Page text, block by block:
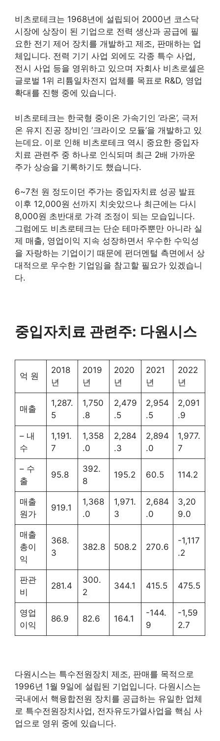
비츠로테크는 1968년에 설립되어 2000년 코스닥
시장에 상장이 된 기업으로 전력 생산과 공급에 필
요한 전기 제어 장치를 개발하고 제조, 판매하는 업
체입니다. 전력 기기 사업 외에도 각종 특수 사업,
전시 사업 등을 영위하고 있으며 자회사 비츠로셀은
글로벌 1위 리튬일차전지 업체를 목표로 R&D, 영업
확대를 진행 중에 있습니다.
비츠로테크는 한국형 중이온 가속기인 ‘라온’, 극저
온 유지 진공 장비인 ‘크라이오 모듈’을 개발하고 있
는데요. 이로 인해 비츠로테크 역시 중요한 중입자
치료 관련주 중 하나로 인식되며 최근 2배 가까운
주가 상승을 기록하기도 했습니다.
6~7천 원 정도이던 주가는 중입자치료 성공 발표
이후 12,000원 선까지 치솟았으나 최근에는 다시
8,000원 초반대로 가격 조정이 되는 모습입니다.
그럼에도 비츠로테크는 단순 테마주뿐만 아니라 실
제 매출, 영업이익 지속 성장하면서 우수한 수익성
을 자랑하는 기업이기 때문에 펀더멘털 측면에서 상
대적으로 우수한 기업임을 참고할 필요가 있겠습니
다.
중입자치료 관련주: 다원시스
억 원
2018
년
2019
년
2020
년
2021
년
2022
년
매출
1,287.
5
1,750
.8
2,479
.5
2,954
.5
2,091
.9
– 내
수
1,191.
7
1,358
.0
2,284
.3
2,894
.0
1,977.
7
– 수
출
95.8
392.
8
195.2 60.5 114.2
매출
원가
919.1
1,368
.0
1,971.
3
2,684
.0
3,20
9.0
매출
총이
익
368.
3
382.8 508.2 270.6
-1,117
.2
판관
비
281.4
300.
2
344.1 415.5 475.5
영업
이익
86.9 82.6 164.1
-144.
9
-1,59
2.7
다원시스는 특수전원장치 제조, 판매를 목적으로
1996년 1월 9일에 설립된 기업입니다. 다원시스는
국내에서 핵융합전원 장치를 공급하는 유일한 업체
로 특수전원장치사업, 전자유도가열사업을 핵심 사
업으로 영위 중에 있습니다.